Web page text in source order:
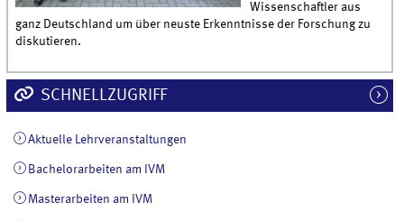
Wissenschaftler aus
ganz Deutschland um über neuste Erkenntnisse der Forschung zu
diskutieren.
SCHNELLZUGRIFF
Aktuelle Lehrveranstaltungen
Bachelorarbeiten am IVM
Masterarbeiten am IVM